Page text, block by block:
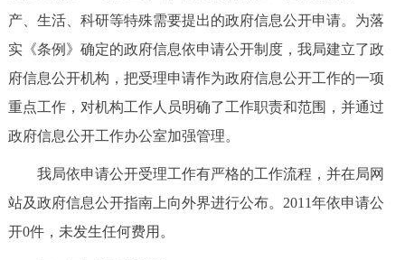
产、生活、科研等特殊需要提出的政府信息公开申请。为落
实《条例》确定的政府信息依申请公开制度，我局建立了政
府信息公开机构，把受理申请作为政府信息公开工作的一项
重点工作，对机构工作人员明确了工作职责和范围，并通过
政府信息公开工作办公室加强管理。
我局依申请公开受理工作有严格的工作流程，并在局网
站及政府信息公开指南上向外界进行公布。2011年依申请公
开0件，未发生任何费用。